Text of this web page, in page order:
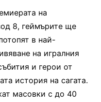
на
8, геймърите ще
в най-
на игралния
и герои от
история на сагата.
масовки с до 40